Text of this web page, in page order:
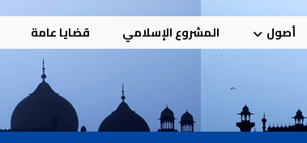
أصول المشروع الإسلامي قضايا عامة